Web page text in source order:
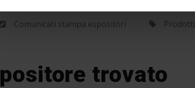
Comunicati stampa espositori Prodotti
trovato